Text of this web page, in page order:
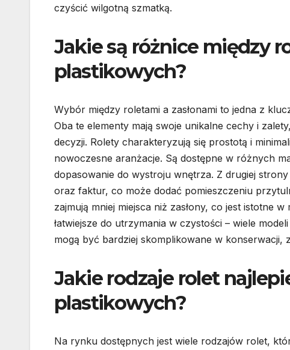
czyścić wilgotną szmatką.
Jakie są różnice między
plastikowych?
Wybór między roletami a zasłonami to jedna z
Oba te elementy mają swoje unikalne cechy i
decyzji. Rolety charakteryzują się prostotą i
nowoczesne aranżacje. Są dostępne w różnych
dopasowanie do wystroju wnętrza. Z drugiej
oraz faktur, co może dodać pomieszczeniu
zajmują mniej miejsca niż zasłony, co jest istotne
łatwiejsze do utrzymania w czystości – wiele
mogą być bardziej skomplikowane w konserwacji,
Jakie rodzaje rolet
plastikowych?
Na rynku dostępnych jest wiele rodzajów rolet,